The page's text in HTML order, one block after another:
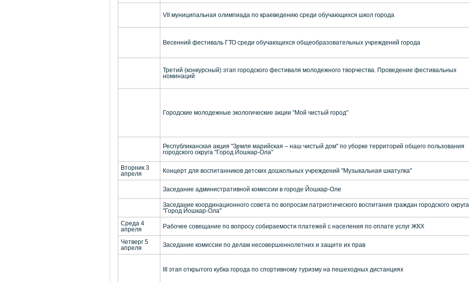
VII муниципальная олимпиада по краеведению среди обучающихся школ города
Весенний фестиваль ГТО среди обучающихся общеобразовательных учреждений города
Третий (конкурсный) этап городского фестиваля молодежного творчества. Проведение фестивальных
номинаций
Городские молодежные экологические акции "Мой чистый город"
Республиканская акция "Земля марийская – наш чистый дом" по уборке территорий общего пользования
городского округа "Город Йошкар-Ола"
Вторник 3
апреля
Концерт для воспитанников детских дошкольных учреждений "Музыкальная шкатулка"
Заседание административной комиссии в городе Йошкар-Оле
Заседание координационного совета по вопросам патриотического воспитания граждан городского округа
"Город Йошкар-Ола"
Среда 4
апреля
Рабочее совещание по вопросу собираемости платежей с населения по оплате услуг ЖКХ
Четверг 5
апреля
Заседание комиссии по делам несовершеннолетних и защите их прав
III этап открытого кубка города по спортивному туризму на пешеходных дистанциях